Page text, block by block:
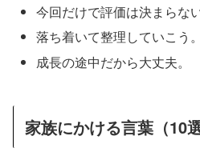
今回だけで評価は決まらない
落ち着いて整理していこう。
成長の途中だから大丈夫。
家族にかける言葉（10選